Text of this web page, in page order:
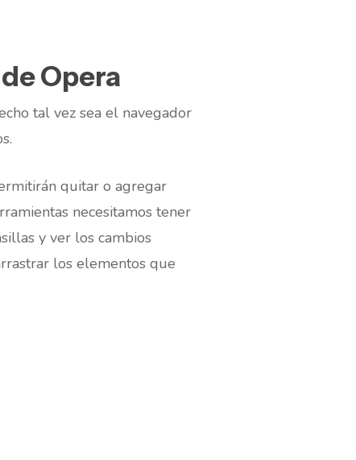
Opera
tal vez sea el navegador
quitar o agregar
necesitamos tener
y ver los cambios
los elementos que